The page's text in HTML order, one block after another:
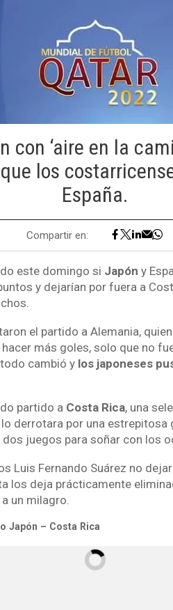
con ‘aire en la
los
España.
Compartir en:
este domingo si Japón y
y dejarían por fuera a
el partido a Alemania,
más goles, solo que no
cambió y los japoneses
partido a Costa Rica, una
derrotara por una
juegos para soñar con los
Luis Fernando Suárez no
los deja prácticamente
un milagro.
Japón – Costa Rica